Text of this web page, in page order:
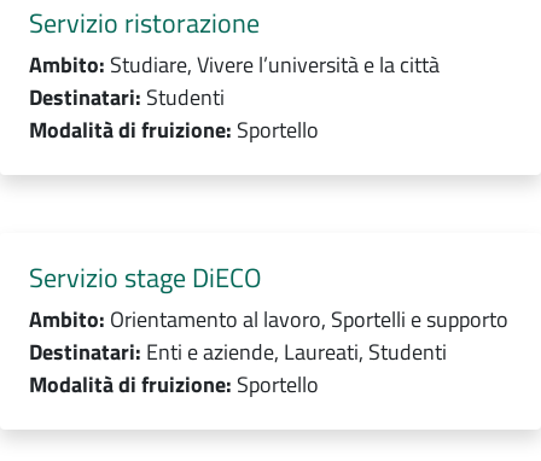
Servizio ristorazione
Ambito: Studiare, Vivere l’università e la città
Destinatari: Studenti
Modalità di fruizione: Sportello
Servizio stage DiECO
Ambito: Orientamento al lavoro, Sportelli e supporto
Destinatari: Enti e aziende, Laureati, Studenti
Modalità di fruizione: Sportello